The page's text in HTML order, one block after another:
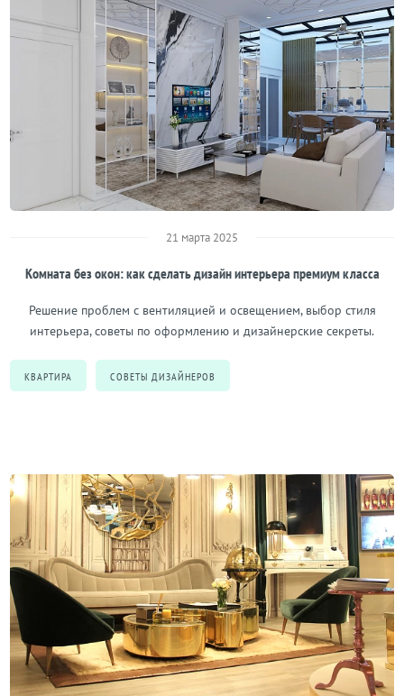
21 марта 2025
Комната без окон: как сделать дизайн интерьера премиум класса
Решение проблем с вентиляцией и освещением, выбор стиля
интерьера, советы по оформлению и дизайнерские секреты.
КВАРТИРА СОВЕТЫ ДИЗАЙНЕРОВ